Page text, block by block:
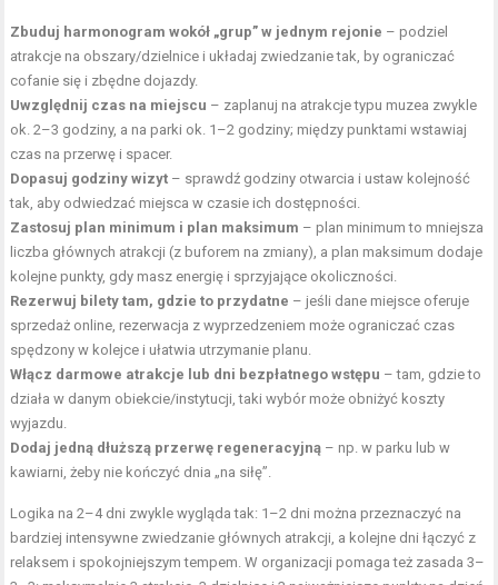
Zbuduj harmonogram wokół „grup” w jednym rejonie – podziel
atrakcje na obszary/dzielnice i układaj zwiedzanie tak, by ograniczać
cofanie się i zbędne dojazdy.
Uwzględnij czas na miejscu – zaplanuj na atrakcje typu muzea zwykle
ok. 2–3 godziny, a na parki ok. 1–2 godziny; między punktami wstawiaj
czas na przerwę i spacer.
Dopasuj godziny wizyt – sprawdź godziny otwarcia i ustaw kolejność
tak, aby odwiedzać miejsca w czasie ich dostępności.
Zastosuj plan minimum i plan maksimum – plan minimum to mniejsza
liczba głównych atrakcji (z buforem na zmiany), a plan maksimum dodaje
kolejne punkty, gdy masz energię i sprzyjające okoliczności.
Rezerwuj bilety tam, gdzie to przydatne – jeśli dane miejsce oferuje
sprzedaż online, rezerwacja z wyprzedzeniem może ograniczać czas
spędzony w kolejce i ułatwia utrzymanie planu.
Włącz darmowe atrakcje lub dni bezpłatnego wstępu – tam, gdzie to
działa w danym obiekcie/instytucji, taki wybór może obniżyć koszty
wyjazdu.
Dodaj jedną dłuższą przerwę regeneracyjną – np. w parku lub w
kawiarni, żeby nie kończyć dnia „na siłę”.
Logika na 2–4 dni zwykle wygląda tak: 1–2 dni można przeznaczyć na
bardziej intensywne zwiedzanie głównych atrakcji, a kolejne dni łączyć z
relaksem i spokojniejszym tempem. W organizacji pomaga też zasada 3–